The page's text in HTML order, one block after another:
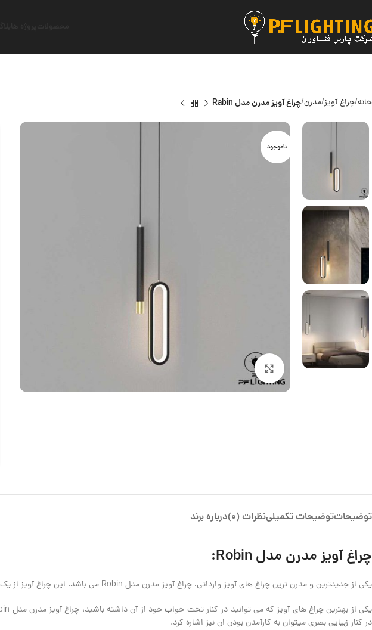
خانه چراغ آویز مدرن چراغ آویز مدرن مدل Rabin
ناموجود
بزرگنمایی تصویر
توضیحاتتوضیحات تکمیلینظرات (0) درباره برند
چراغ آویز مدرن مدل Robin:
یکی از جدیدترین و مدرن ترین چراغ های آویز وارداتی، چراغ آویز مدرن مدل Robin می باشد. این چراغ آویز از یک ریسه و یک نور smd تشکیل شده است که فضای مدرنیته ای را ایجاد می کند.
در کنار زیبایی بصری میتوان به کارآمدن بودن ان نیز اشاره کرد.